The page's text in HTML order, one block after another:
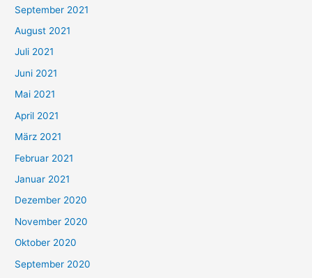
n
n
a
c
h
:
September 2021
August 2021
Juli 2021
Juni 2021
Mai 2021
April 2021
März 2021
Februar 2021
Januar 2021
Dezember 2020
November 2020
Oktober 2020
September 2020